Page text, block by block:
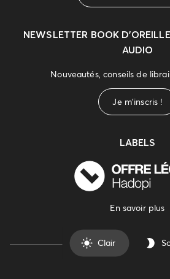
NEWSLETTER BOOK
AUDIO
Nouveautés, conseils de
Je m'inscris !
LABELS
En savoir plus
Clair